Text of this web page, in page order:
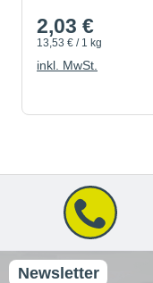
2,03 €
13,53 € / 1 kg
inkl. MwSt.
Newsletter